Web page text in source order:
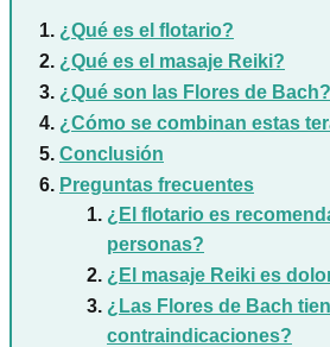
¿Qué es el flotario?
¿Qué es el masaje Reiki?
¿Qué son las Flores de Bach?
¿Cómo se combinan estas
Conclusión
Preguntas frecuentes
¿El flotario es
personas?
¿El masaje Reiki es
¿Las Flores de Bach
contraindicaciones?